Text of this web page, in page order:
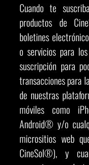
Cuando te
productos de
boletines
o servicios para
suscripción para
transacciones para
de nuestras
móviles como
Android® y/o
micrositios web
CineSol®), y